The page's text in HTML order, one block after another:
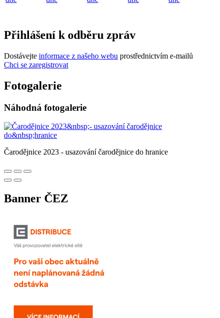
Přihlášení k odběru zpráv
Dostávejte informace z našeho webu prostřednictvím e-mailů
Chci se zaregistrovat
Fotogalerie
Náhodná fotogalerie
Čarodějnice 2023 - usazování čarodějnice do hranice
Banner ČEZ